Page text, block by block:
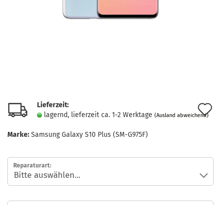
Lieferzeit:
lagernd, lieferzeit ca. 1-2 Werktage (Ausland abweichend)
Marke: Samsung Galaxy S10 Plus (SM-G975F)
Reparaturart: